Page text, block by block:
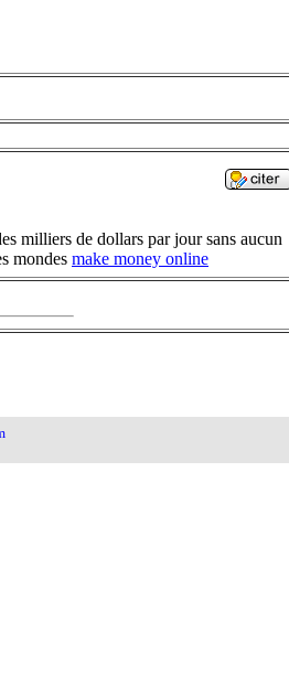
milliers de dollars par jour sans aucun
mondes make money online